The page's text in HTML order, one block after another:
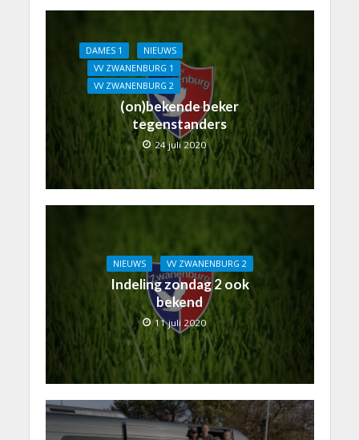
DAMES 1
NIEUWS
VV ZWANENBURG 1
VV ZWANENBURG 2
(on)bekende beker
tegenstanders
24 juli 2020
NIEUWS VV ZWANENBURG 2
Indeling zondag 2 ook
bekend
11 juli 2020